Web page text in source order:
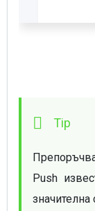
Push
значителна